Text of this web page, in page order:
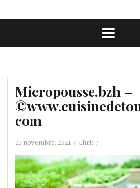
Micropousse.bzh –
com
25 novembre, 2021 Chris